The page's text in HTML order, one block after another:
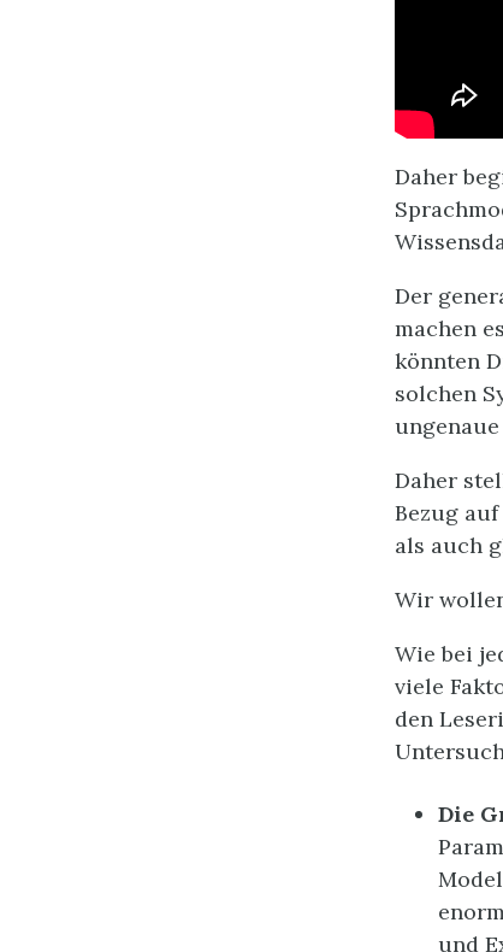
Daher
Der
machen
könnten
solchen
Daher
Bezug
als auch
Wir
Wie bei
viele
den
Die
und